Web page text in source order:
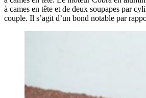
à cames en tête et de deux soupapes par
couple. Il s’agit d’un bond notable par